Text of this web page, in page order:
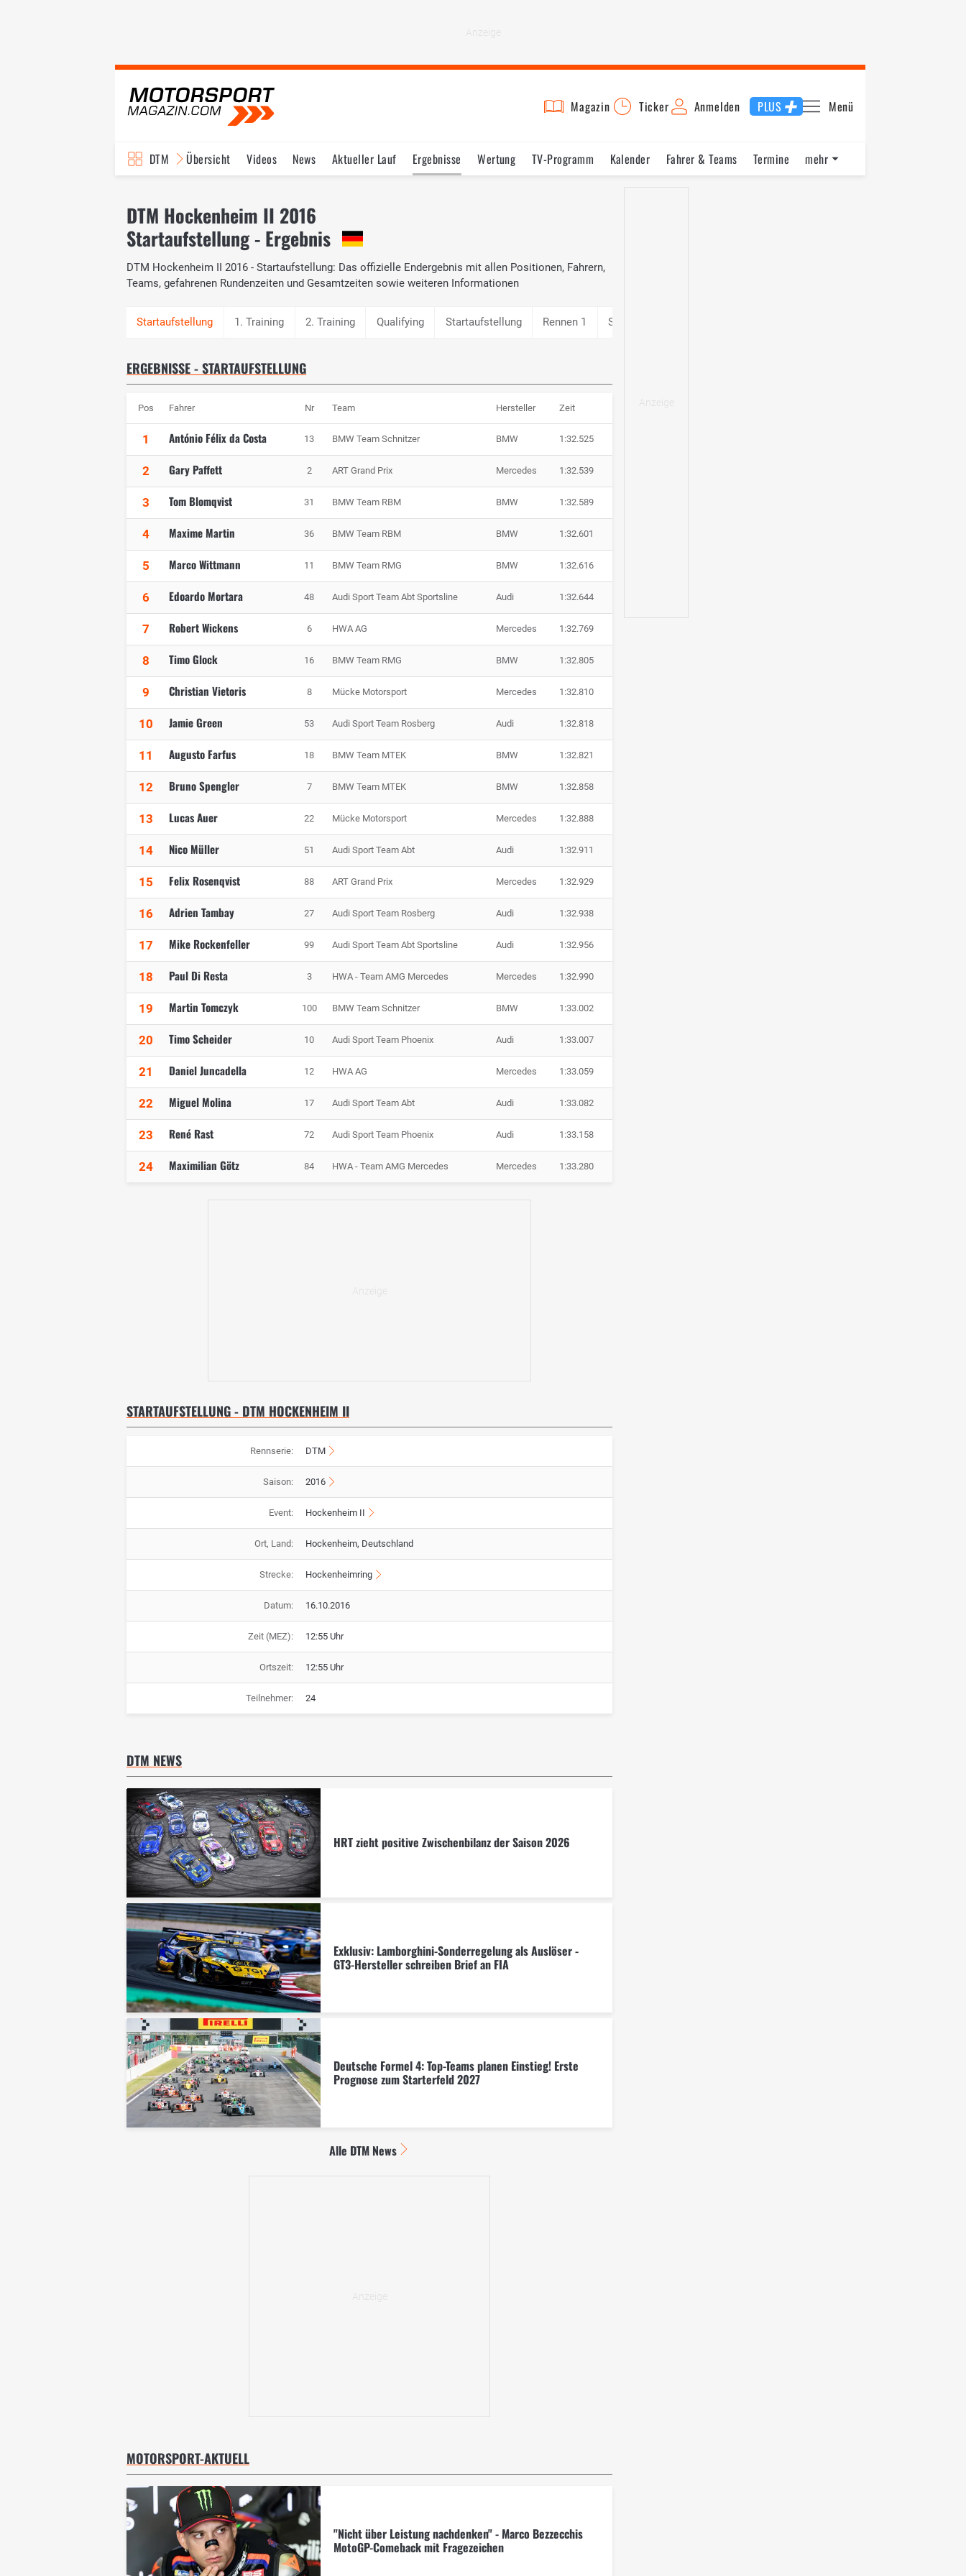
Magazin Ticker Anmelden PLUS Menü
DTM Übersicht Videos News Aktueller Lauf Ergebnisse Wertung TV-Programm Kalender Fahrer & Teams
Termine
mehr
DTM Hockenheim II 2016
Startaufstellung - Ergebnis
DTM Hockenheim II 2016 - Startaufstellung: Das offizielle Endergebnis mit allen Positionen, Fahrern,
Teams, gefahrenen Rundenzeiten und Gesamtzeiten sowie weiteren Informationen
1. Training 2. Training Qualifying Startaufstellung Rennen 1 Schnellste Runde
ERGEBNISSE - STARTAUFSTELLUNG
Pos Fahrer Nr Team Hersteller Zeit
1 António Félix da Costa 13 BMW Team Schnitzer BMW 1:32.525
2 Gary Paffett 2 ART Grand Prix Mercedes 1:32.539
3 Tom Blomqvist 31 BMW Team RBM BMW 1:32.589
4 Maxime Martin 36 BMW Team RBM BMW 1:32.601
5 Marco Wittmann 11 BMW Team RMG BMW 1:32.616
6 Edoardo Mortara 48 Audi Sport Team Abt Sportsline Audi 1:32.644
7 Robert Wickens 6 HWA AG Mercedes 1:32.769
8 Timo Glock 16 BMW Team RMG BMW 1:32.805
9 Christian Vietoris 8 Mücke Motorsport Mercedes 1:32.810
10 Jamie Green 53 Audi Sport Team Rosberg Audi 1:32.818
11 Augusto Farfus 18 BMW Team MTEK BMW 1:32.821
12 Bruno Spengler 7 BMW Team MTEK BMW 1:32.858
13 Lucas Auer 22 Mücke Motorsport Mercedes 1:32.888
14 Nico Müller 51 Audi Sport Team Abt Audi 1:32.911
15 Felix Rosenqvist 88 ART Grand Prix Mercedes 1:32.929
16 Adrien Tambay 27 Audi Sport Team Rosberg Audi 1:32.938
17 Mike Rockenfeller 99 Audi Sport Team Abt Sportsline Audi 1:32.956
18 Paul Di Resta 3 HWA - Team AMG Mercedes Mercedes 1:32.990
19 Martin Tomczyk 100 BMW Team Schnitzer BMW 1:33.002
20 Timo Scheider 10 Audi Sport Team Phoenix Audi 1:33.007
21 Daniel Juncadella 12 HWA AG Mercedes 1:33.059
22 Miguel Molina 17 Audi Sport Team Abt Audi 1:33.082
23 René Rast 72 Audi Sport Team Phoenix Audi 1:33.158
24 Maximilian Götz 84 HWA - Team AMG Mercedes Mercedes 1:33.280
STARTAUFSTELLUNG - DTM HOCKENHEIM II
Rennserie: DTM
Saison: 2016
Event: Hockenheim II
Ort, Land: Hockenheim, Deutschland
Strecke: Hockenheimring
Datum: 16.10.2016
Zeit (MEZ): 12:55 Uhr
Ortszeit: 12:55 Uhr
Teilnehmer: 24
DTM NEWS
HRT zieht positive Zwischenbilanz der Saison 2026
Exklusiv: Lamborghini-Sonderregelung als Auslöser -
GT3-Hersteller schreiben Brief an FIA
Deutsche Formel 4: Top-Teams planen Einstieg! Erste
Prognose zum Starterfeld 2027
Alle DTM News
MOTORSPORT-AKTUELL
"Nicht über Leistung nachdenken" - Marco Bezzecchis
MotoGP-Comeback mit Fragezeichen